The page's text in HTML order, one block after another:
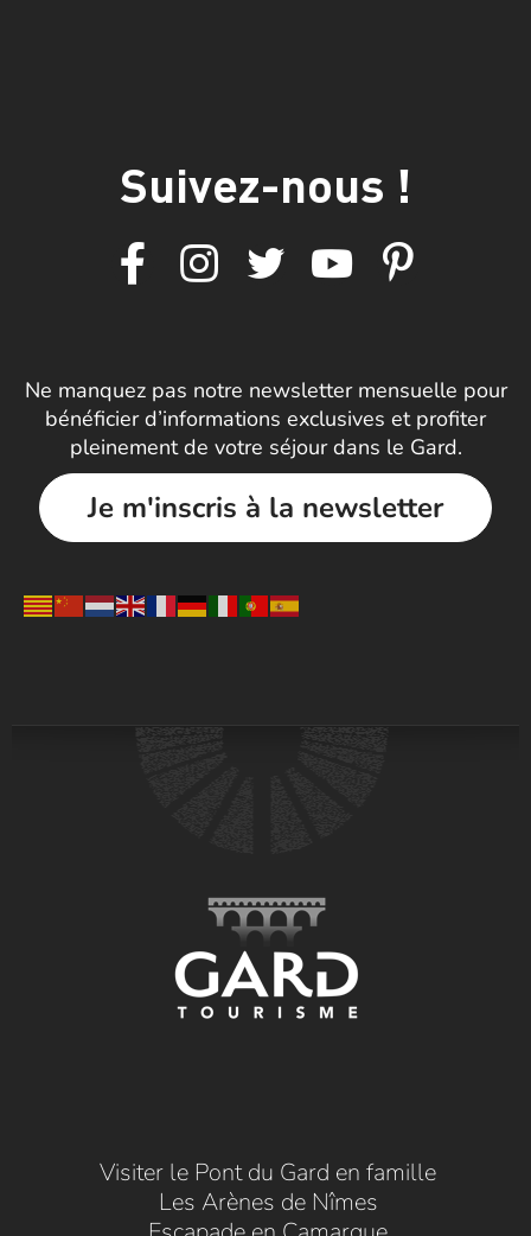
Suivez-nous !
Ne manquez pas notre newsletter mensuelle pour
bénéficier d’informations exclusives et profiter
pleinement de votre séjour dans le Gard.
Je m'inscris à la newsletter
Visiter le Pont du Gard en famille
Les Arènes de Nîmes